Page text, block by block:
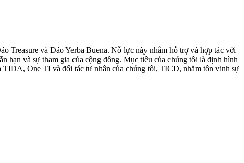
Treasure và Đảo Yerba Buena. Nỗ lực này nhằm hỗ trợ và hợp tác với
hạn và sự tham gia của cộng đồng. Mục tiêu của chúng tôi là định hình
TIDA, One TI và đối tác tư nhân của chúng tôi, TICD, nhằm tôn vinh sự